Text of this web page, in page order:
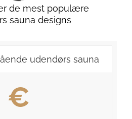
de mest populære
sauna designs
udendørs sauna
€